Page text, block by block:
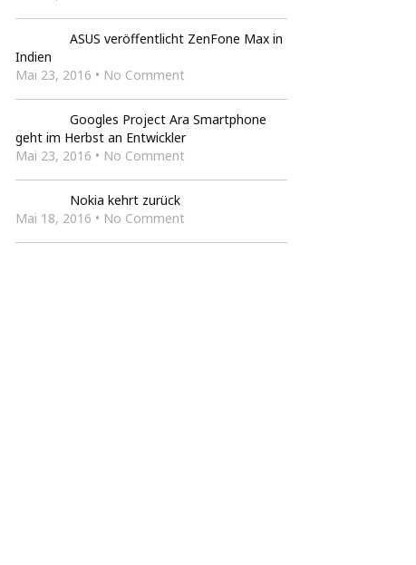
ASUS veröffentlicht ZenFone Max in
Indien
Mai 23, 2016 • No Comment
Googles Project Ara Smartphone
geht im Herbst an Entwickler
Mai 23, 2016 • No Comment
Nokia kehrt zurück
Mai 18, 2016 • No Comment